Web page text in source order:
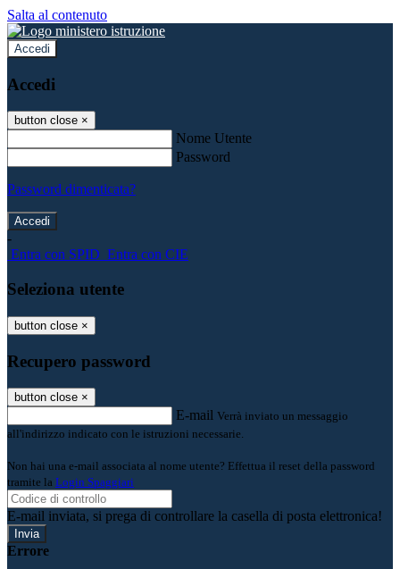
Salta al contenuto
Accedi
Accedi
button close ×
Nome Utente
Password
Password dimenticata?
-
Entra con SPID Entra con CIE
Seleziona utente
button close ×
Recupero password
button close ×
E-mail Verrà inviato un messaggio
all'indirizzo indicato con le istruzioni necessarie.
Non hai una e-mail associata al nome utente? Effettua il reset della password
tramite la Login Spaggiari
E-mail inviata, si prega di controllare la casella di posta elettronica!
Errore